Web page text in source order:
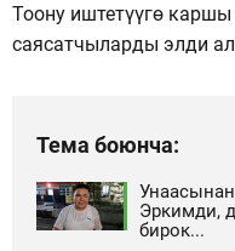
Тоону иштетүүгө
саясатчыларды элди
Тема боюнча:
Эркимди,
бирок...